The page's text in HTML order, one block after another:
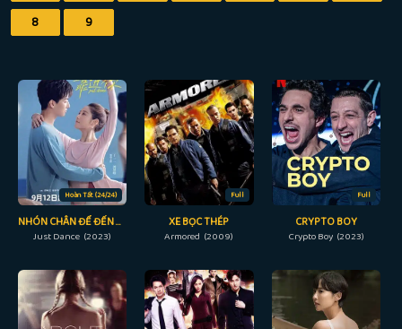
8
9
Hoàn Tất (24/24)
NHÓN CHÂN ĐỂ ĐẾN GẦN NGƯỜI
Just Dance (2023)
Full
XE BỌC THÉP
Armored (2009)
Full
CRYPTO BOY
Crypto Boy (2023)